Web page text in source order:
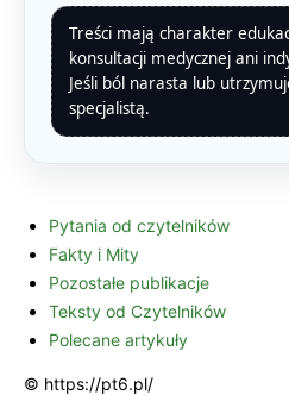
Treści mają charakter
konsultacji medycznej ani
Jeśli ból narasta lub
specjalistą.
Pytania od czytelników
Fakty i Mity
Pozostałe publikacje
Teksty od Czytelników
Polecane artykuły
© https://pt6.pl/